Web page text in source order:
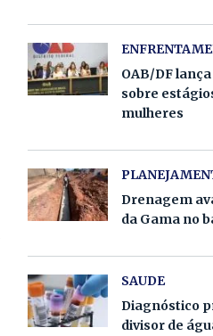
OAB/DF
sobre
mulheres
Drenagem
da Gama no
SAUDE
Diagnóstico
divisor de